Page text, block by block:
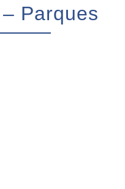
Parques